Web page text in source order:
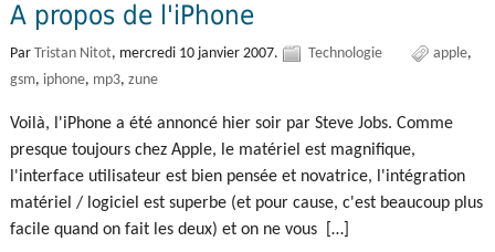
A propos de l'iPhone
Par Tristan Nitot, mercredi 10 janvier 2007. Technologie
apple
gsm iphone mp3 zune
Voilà, l'iPhone a été annoncé hier soir par Steve Jobs. Comme
presque toujours chez Apple, le matériel est magnifique,
l'interface utilisateur est bien pensée et novatrice, l'intégration
matériel / logiciel est superbe (et pour cause, c'est beaucoup plus
facile quand on fait les deux) et on ne vous […]